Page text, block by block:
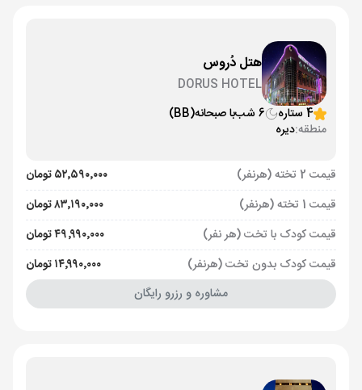
هتل دُروس
DORUS HOTEL
4 ستاره
6 شب با صبحانه(BB)
منطقه:دیره
قیمت 2 تخته (هرنفر)
۵۲٬۵۹۰٬۰۰۰ تومان
قیمت 1 تخته (هرنفر)
۸۳٬۱۹۰٬۰۰۰ تومان
قیمت کودک با تخت (هر نفر)
۴۹٬۹۹۰٬۰۰۰ تومان
قیمت کودک بدون تخت (هرنفر)
۱۴٬۹۹۰٬۰۰۰ تومان
مشاوره و رزرو رایگان